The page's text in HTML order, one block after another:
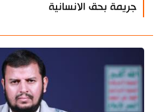
جريمة بحق الانسانية